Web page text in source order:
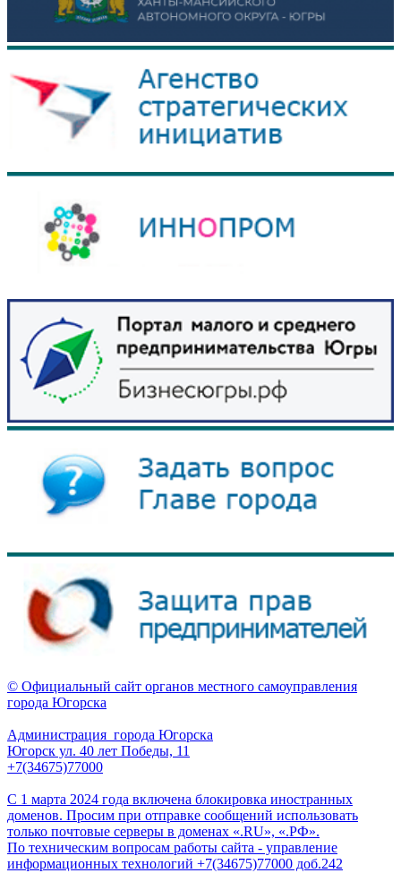
© Официальный сайт органов местного самоуправления
города Югорска
Администрация города Югорска
Югорск ул. 40 лет Победы, 11
+7(34675)77000
С 1 марта 2024 года включена блокировка иностранных
доменов. Просим при отправке сообщений использовать
только почтовые серверы в доменах «.RU», «.РФ».
По техническим вопросам работы сайта - управление
информационных технологий +7(34675)77000 доб.242